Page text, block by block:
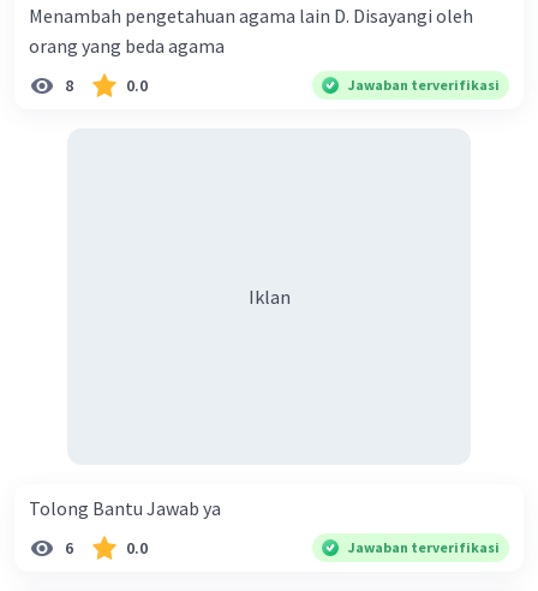
Beri Rating·5.0(2 Balas
Menambah pengetahuan agama lain D. Disayangi oleh
orang yang beda agama
8 0.0 Jawaban terverifikasi
Iklan
Tolong Bantu Jawab ya
6 0.0 Jawaban terverifikasi